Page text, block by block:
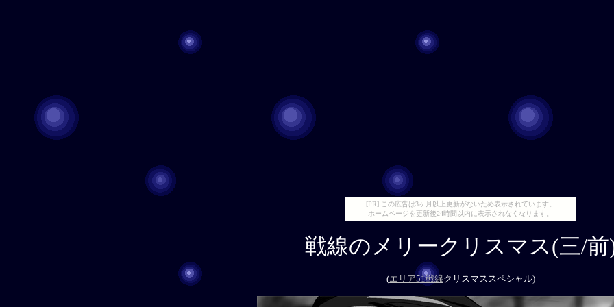
[PR] この広告は3ヶ月以上更新がないため表示されています。
ホームページを更新後24時間以内に表示されなくなります。
戦線のメリークリスマス(三/前
(エリア51戦線クリスマススペシャル)